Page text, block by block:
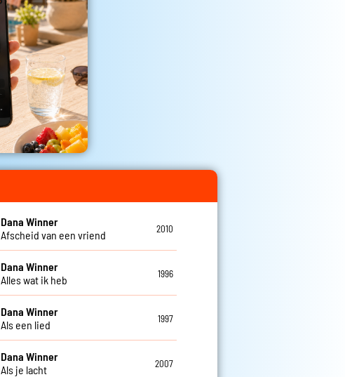
Dana Winner
Afscheid van een vriend
2010
Dana Winner
Alles wat ik heb
1996
Dana Winner
Als een lied
1997
Dana Winner
Als je lacht
2007